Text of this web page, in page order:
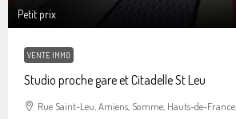
Petit prix
VENTE IMMO
Studio proche gare et Citadelle St Leu
Rue Saint-Leu, Amiens, Somme, Hauts-de-